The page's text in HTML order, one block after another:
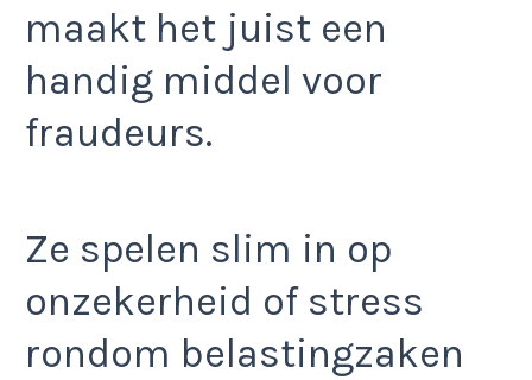
maakt het juist een
handig middel voor
fraudeurs.
Ze spelen slim in op
onzekerheid of stress
rondom belastingzaken